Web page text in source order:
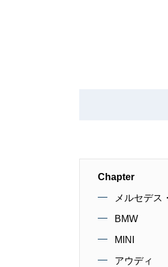
Chapter
メルセデス
BMW
MINI
アウディ